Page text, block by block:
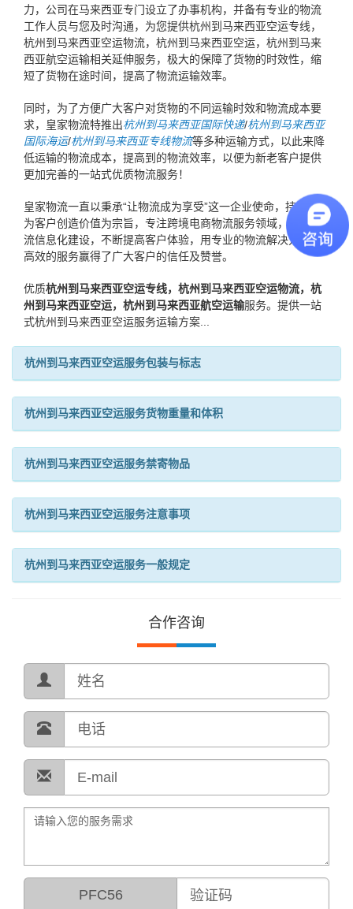
力，公司在马来西亚专门设立了办事机构，并备有专业的物流
工作人员与您及时沟通，为您提供杭州到马来西亚空运专线，
杭州到马来西亚空运物流，杭州到马来西亚空运，杭州到马来
西亚航空运输相关延伸服务，极大的保障了货物的时效性，缩
短了货物在途时间，提高了物流运输效率。
同时，为了方便广大客户对货物的不同运输时效和物流成本要
求，皇家物流特推出杭州到马来西亚国际快递/杭州到马来西亚
国际海运/杭州到马来西亚专线物流等多种运输方式，以此来降
低运输的物流成本，提高到的物流效率，以便为新老客户提供
更加完善的一站式优质物流服务！
皇家物流一直以秉承“让物流成为享受”这一企业使命，持续提升
为客户创造价值为宗旨，专注跨境电商物流服务领域，加强物
流信息化建设，不断提高客户体验，用专业的物流解决方案和
高效的服务赢得了广大客户的信任及赞誉。
优质杭州到马来西亚空运专线，杭州到马来西亚空运物流，杭
州到马来西亚空运，杭州到马来西亚航空运输服务。提供一站
式杭州到马来西亚空运服务运输方案...
杭州到马来西亚空运服务包装与标志
杭州到马来西亚空运服务货物重量和体积
杭州到马来西亚空运服务禁寄物品
杭州到马来西亚空运服务注意事项
杭州到马来西亚空运服务一般规定
合作咨询
PFC56